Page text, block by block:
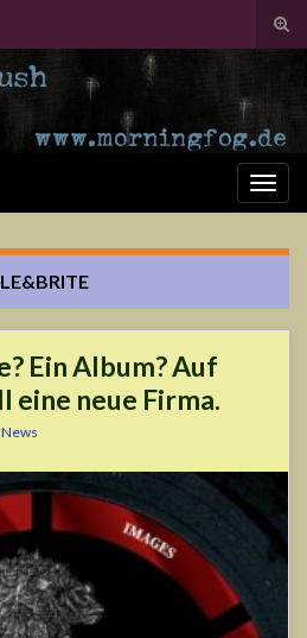
Ein Album? Auf
eine neue Firma.
News